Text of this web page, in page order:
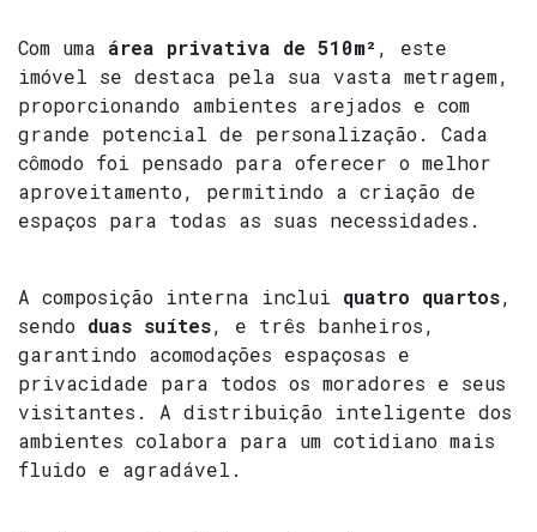
Com uma área privativa de 510m², este
imóvel se destaca pela sua vasta metragem,
proporcionando ambientes arejados e com
grande potencial de personalização. Cada
cômodo foi pensado para oferecer o melhor
aproveitamento, permitindo a criação de
espaços para todas as suas necessidades.
A composição interna inclui quatro quartos,
sendo duas suítes, e três banheiros,
garantindo acomodações espaçosas e
privacidade para todos os moradores e seus
visitantes. A distribuição inteligente dos
ambientes colabora para um cotidiano mais
fluido e agradável.